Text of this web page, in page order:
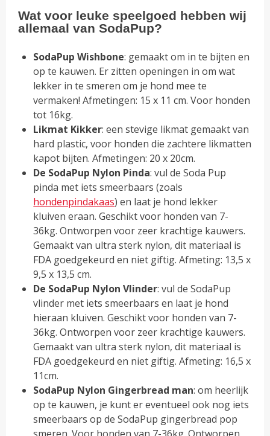
Wat voor leuke speelgoed hebben wij
allemaal van SodaPup?
SodaPup Wishbone: gemaakt om in te bijten en
op te kauwen. Er zitten openingen in om wat
lekker in te smeren om je hond mee te
vermaken! Afmetingen: 15 x 11 cm. Voor honden
tot 16kg.
Likmat Kikker: een stevige likmat gemaakt van
hard plastic, voor honden die zachtere likmatten
kapot bijten. Afmetingen: 20 x 20cm.
De SodaPup Nylon Pinda: vul de Soda Pup
pinda met iets smeerbaars (zoals
hondenpindakaas) en laat je hond lekker
kluiven eraan. Geschikt voor honden van 7-
36kg. Ontworpen voor zeer krachtige kauwers.
Gemaakt van ultra sterk nylon, dit materiaal is
FDA goedgekeurd en niet giftig. Afmeting: 13,5 x
9,5 x 13,5 cm.
De SodaPup Nylon Vlinder: vul de SodaPup
vlinder met iets smeerbaars en laat je hond
hieraan kluiven. Geschikt voor honden van 7-
36kg. Ontworpen voor zeer krachtige kauwers.
Gemaakt van ultra sterk nylon, dit materiaal is
FDA goedgekeurd en niet giftig. Afmeting: 16,5 x
11cm.
SodaPup Nylon Gingerbread man: om heerlijk
op te kauwen, je kunt er eventueel ook nog iets
smeerbaars op de SodaPup gingerbread pop